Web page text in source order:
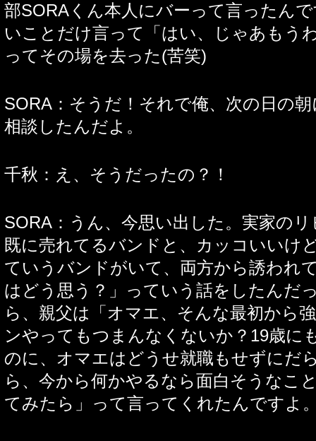
部SORAくん本人にバーって言ったん
いことだけ言って「はい、じゃあもう
ってその場を去った(苦笑)
SORA：そうだ！それで俺、次の日の
相談したんだよ。
千秋：え、そうだったの？！
SORA：うん、今思い出した。実家の
既に売れてるバンドと、カッコいいけ
ていうバンドがいて、両方から誘われ
はどう思う？」っていう話をしたんだ
ら、親父は「オマエ、そんな最初から
ンやってもつまんなくないか？19歳に
のに、オマエはどうせ就職もせずにだ
ら、今から何かやるなら面白そうなこ
てみたら」って言ってくれたんですよ